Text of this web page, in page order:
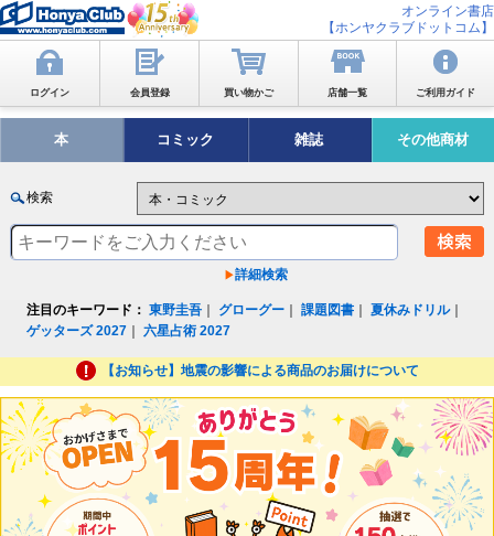
オンライン書店
【ホンヤクラブドットコム】
ログイン 会員登録 買い物かご 店舗一覧 ご利用ガイド
本 コミック 雑誌 その他商材
検索
詳細検索
注目のキーワード： 東野圭吾 グローグー ｜課題図書 ｜夏休みドリル｜
ゲッターズ 2027 ｜六星占術 2027
【お知らせ】地震の影響による商品のお届けについて